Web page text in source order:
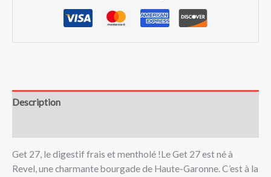
Description
Get 27, le digestif frais et mentholé !Le Get 27 est né à
Revel, une charmante bourgade de Haute-Garonne. C’est à la